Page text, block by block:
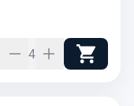
4